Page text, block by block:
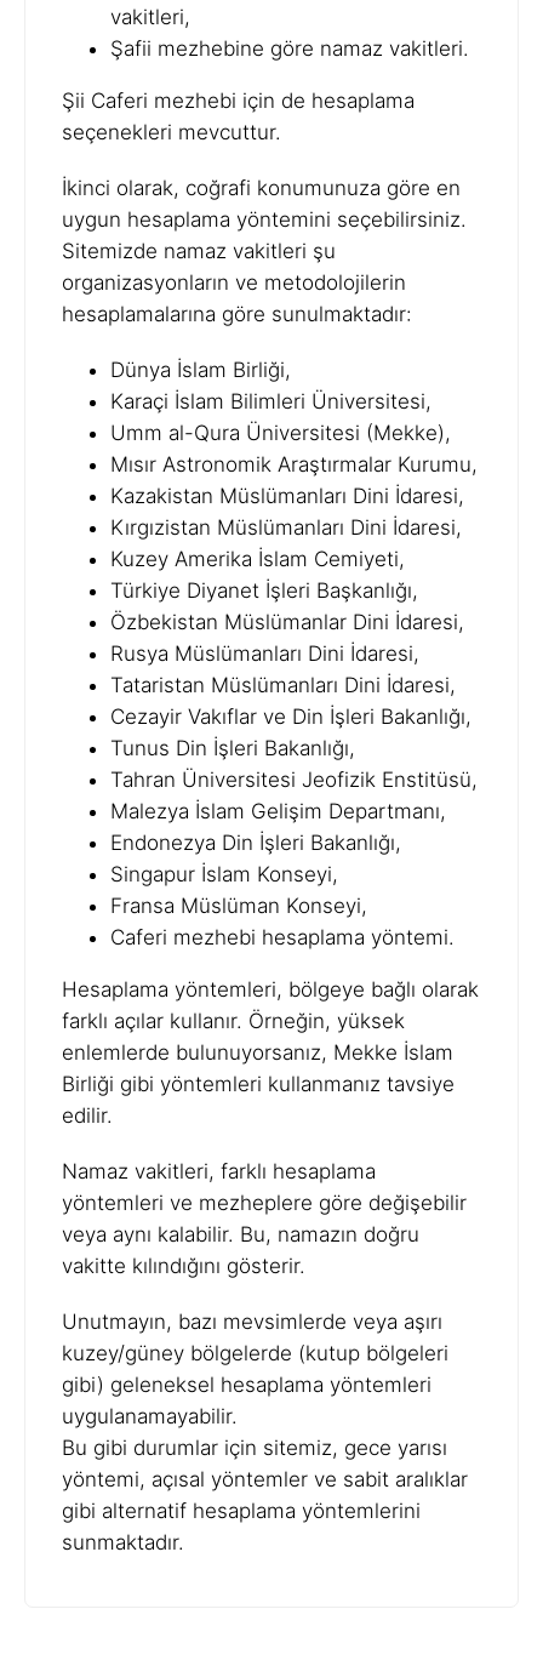
vakitleri,
Şafii mezhebine göre namaz vakitleri.
Şii Caferi mezhebi için de hesaplama
seçenekleri mevcuttur.
İkinci olarak, coğrafi konumunuza göre en
uygun hesaplama yöntemini seçebilirsiniz.
Sitemizde namaz vakitleri şu
organizasyonların ve metodolojilerin
hesaplamalarına göre sunulmaktadır:
Dünya İslam Birliği,
Karaçi İslam Bilimleri Üniversitesi,
Umm al-Qura Üniversitesi (Mekke),
Mısır Astronomik Araştırmalar Kurumu,
Kazakistan Müslümanları Dini İdaresi,
Kırgızistan Müslümanları Dini İdaresi,
Kuzey Amerika İslam Cemiyeti,
Türkiye Diyanet İşleri Başkanlığı,
Özbekistan Müslümanlar Dini İdaresi,
Rusya Müslümanları Dini İdaresi,
Tataristan Müslümanları Dini İdaresi,
Cezayir Vakıflar ve Din İşleri Bakanlığı,
Tunus Din İşleri Bakanlığı,
Tahran Üniversitesi Jeofizik Enstitüsü,
Malezya İslam Gelişim Departmanı,
Endonezya Din İşleri Bakanlığı,
Singapur İslam Konseyi,
Fransa Müslüman Konseyi,
Caferi mezhebi hesaplama yöntemi.
Hesaplama yöntemleri, bölgeye bağlı olarak
farklı açılar kullanır. Örneğin, yüksek
enlemlerde bulunuyorsanız, Mekke İslam
Birliği gibi yöntemleri kullanmanız tavsiye
edilir.
Namaz vakitleri, farklı hesaplama
yöntemleri ve mezheplere göre değişebilir
veya aynı kalabilir. Bu, namazın doğru
vakitte kılındığını gösterir.
Unutmayın, bazı mevsimlerde veya aşırı
kuzey/güney bölgelerde (kutup bölgeleri
gibi) geleneksel hesaplama yöntemleri
uygulanamayabilir.
Bu gibi durumlar için sitemiz, gece yarısı
yöntemi, açısal yöntemler ve sabit aralıklar
gibi alternatif hesaplama yöntemlerini
sunmaktadır.